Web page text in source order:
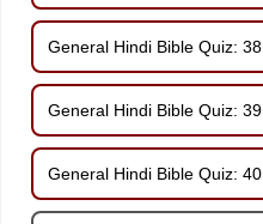
General Hindi Bible Quiz: 38
General Hindi Bible Quiz: 39
General Hindi Bible Quiz: 40